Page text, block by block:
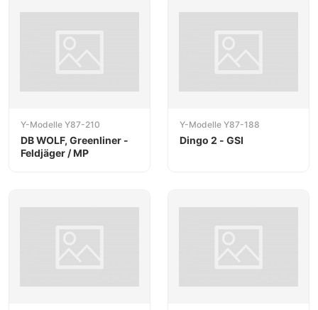
Y-Modelle Y87-210
DB WOLF, Greenliner -
Feldjäger / MP
Y-Modelle Y87-188
Dingo 2 - GSI